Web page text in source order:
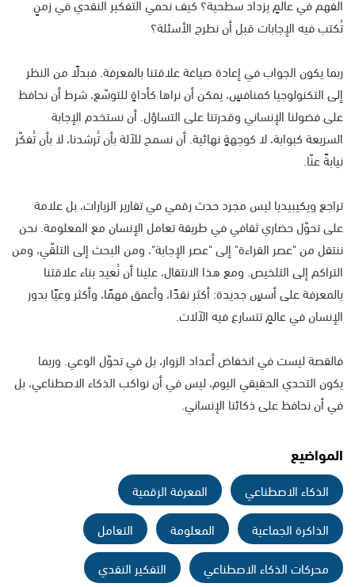
تُكتب فيه الإجابات قبل أن نطرح الأسئلة؟
ربما يكون الجواب في إعادة صياغة علاقتنا بالمعرفة. فبدلًا من النظر
إلى التكنولوجيا كمنافسٍ، يمكن أن نراها كأداةٍ للتوسّع، شرط أن نحافظ
على فضولنا الإنساني وقدرتنا على التساؤل. أن نستخدم الإجابة
السريعة كبوابة، لا كوجهةٍ نهائية. أن نسمح للآلة بأن تُرشدنا، لا بأن تُفكّر
نيابةً عنّا.
تراجع ويكيبيديا ليس مجرد حدث رقمي في تقارير الزيارات، بل علامة
على تحوّل حضاري ثقافي في طريقة تعامل الإنسان مع المعلومة. نحن
ننتقل من "عصر القراءة" إلى "عصر الإجابة"، ومن البحث إلى التلقّي، ومن
التراكم إلى التلخيص. ومع هذا الانتقال، علينا أن نُعيد بناء علاقتنا
بالمعرفة على أسسٍ جديدة: أكثر نقدًا، وأعمق فهمًا، وأكثر وعيًا بدور
الإنسان في عالمٍ تتسارع فيه الآلات.
فالقصة ليست في انخفاض أعداد الزوار، بل في تحوّل الوعي. وربما
يكون التحدي الحقيقي اليوم، ليس في أن نواكب الذكاء الاصطناعي، بل
في أن نحافظ على ذكائنا الإنساني.
المواضيع
الذكاء الاصطناعي
المعرفة الرقمية
الذاكرة الجماعية
المعلومة
التعامل
محركات الذكاء الاصطناعي
التفكير النقدي